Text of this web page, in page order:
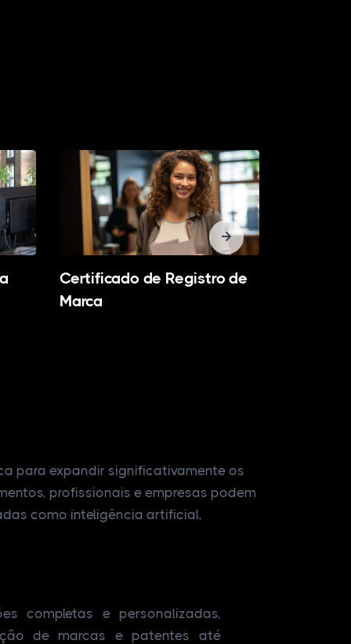
Certificado de Registro de
Marca
para expandir significativamente os
profissionais e empresas podem
como inteligência artificial,
completas e personalizadas,
de marcas e patentes até